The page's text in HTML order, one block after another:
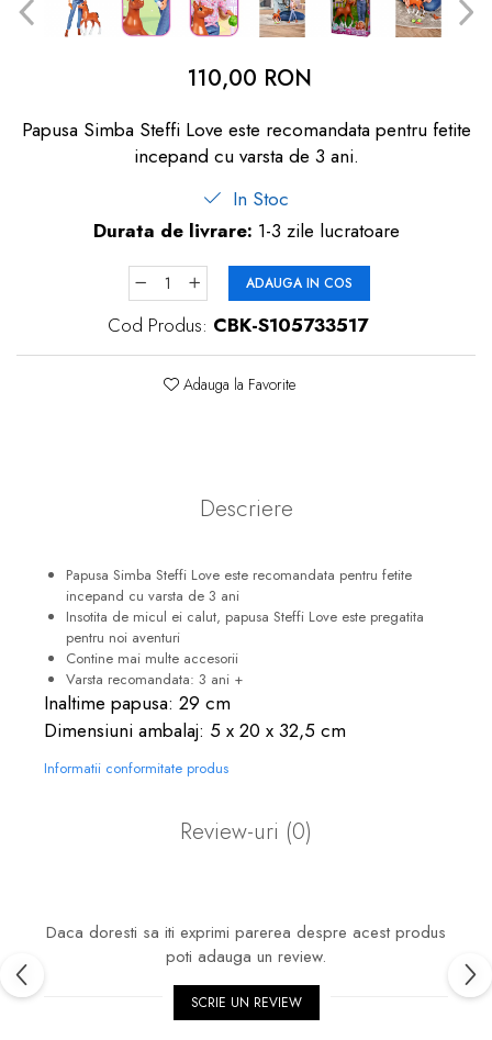
dopuri de urechi
110,00 RON
Papusa Simba Steffi Love este recomandata pentru fetite
incepand cu varsta de 3 ani.
In Stoc
Durata de livrare: 1-3 zile lucratoare
ADAUGA IN COS
Cod Produs: CBK-S105733517
Adauga la Favorite
Descriere
Papusa Simba Steffi Love este recomandata pentru fetite
incepand cu varsta de 3 ani
Insotita de micul ei calut, papusa Steffi Love este pregatita
pentru noi aventuri
Contine mai multe accesorii
Varsta recomandata: 3 ani +
Inaltime papusa: 29 cm
Dimensiuni ambalaj: 5 x 20 x 32,5 cm
Informatii conformitate produs
Review-uri (0)
Daca doresti sa iti exprimi parerea despre acest produs
poti adauga un review.
SCRIE UN REVIEW